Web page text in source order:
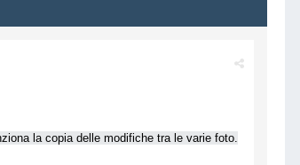
la copia delle modifiche tra le varie foto.